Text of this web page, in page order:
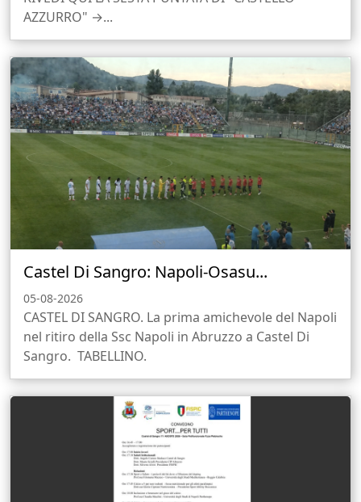
AZZURRO" →...
Castel Di Sangro: Napoli-Osasu...
05-08-2026
CASTEL DI SANGRO. La prima amichevole del Napoli
nel ritiro della Ssc Napoli in Abruzzo a Castel Di
Sangro. TABELLINO.